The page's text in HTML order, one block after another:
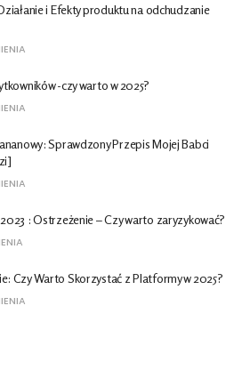
i Efekty produktu na odchudzanie
-czy warto w 2025?
Sprawdzony Przepis Mojej Babci
: Ostrzeżenie – Czy warto zaryzykować?
Czy Warto Skorzystać z Platformy w 2025?